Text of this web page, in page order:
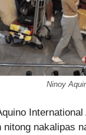
Ninoy
nakalipas